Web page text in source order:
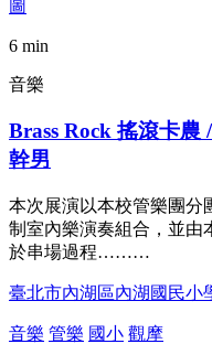
6 min
音樂
Brass Rock 搖滾卡農
幹男
本次展演以本校管樂團分
制室內樂演奏組合，並由
於串場過程………
臺北市內湖區內湖國民小
音樂 管樂 國小 觀摩